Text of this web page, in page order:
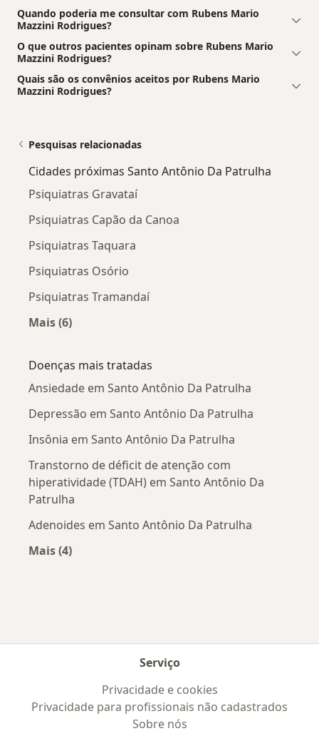
Quando poderia me consultar com Rubens Mario
Mazzini Rodrigues?
O que outros pacientes opinam sobre Rubens Mario
Mazzini Rodrigues?
Quais são os convênios aceitos por Rubens Mario
Mazzini Rodrigues?
Pesquisas relacionadas
Cidades próximas Santo Antônio Da Patrulha
Psiquiatras Gravataí
Psiquiatras Capão da Canoa
Psiquiatras Taquara
Psiquiatras Osório
Psiquiatras Tramandaí
Mais (6)
Doenças mais tratadas
Ansiedade em Santo Antônio Da Patrulha
Depressão em Santo Antônio Da Patrulha
Insônia em Santo Antônio Da Patrulha
Transtorno de déficit de atenção com
hiperatividade (TDAH) em Santo Antônio Da
Patrulha
Adenoides em Santo Antônio Da Patrulha
Mais (4)
Serviço
Privacidade e cookies
Privacidade para profissionais não cadastrados
Sobre nós